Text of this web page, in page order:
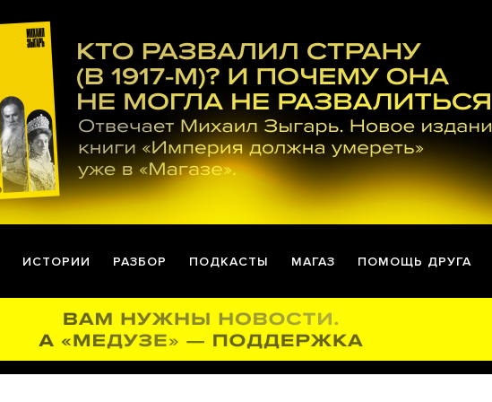
ИСТОРИИ РАЗБОР ПОДКАСТЫ МАГАЗ ПОМОЩЬ ДРУГА